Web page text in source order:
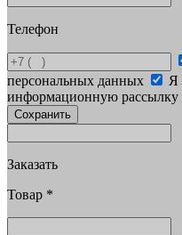
Телефон
персональных данных
Я
информационную рассылку
Сохранить
Заказать
Товар *